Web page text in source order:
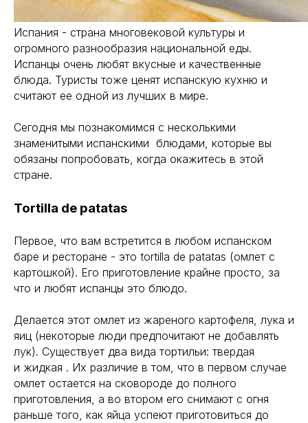
Испания - страна многовековой культуры и
огромного разнообразия национальной еды.
Испанцы очень любят вкусные и качественные
блюда. Туристы тоже ценят испанскую кухню и
считают ее одной из лучших в мире.
Сегодня мы познакомимся с несколькими
знаменитыми испанскими блюдами, которые вы
обязаны попробовать, когда окажитесь в этой
стране.
Tortilla de patatas
Первое, что вам встретится в любом испанском
баре и ресторане - это tortilla de patatas (омлет с
картошкой). Его приготовление крайне просто, за
что и любят испанцы это блюдо.
Делается этот омлет из жареного картофеля, лука и
яиц (некоторые люди предпочитают не добавлять
лук). Существует два вида тортильи: твердая
и жидкая . Их различие в том, что в первом случае
омлет остается на сковороде до полного
приготовления, а во втором его снимают с огня
раньше того, как яйца успеют приготовиться до